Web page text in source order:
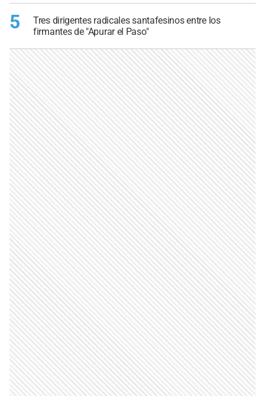
5
Tres dirigentes radicales santafesinos entre los
firmantes de "Apurar el Paso"